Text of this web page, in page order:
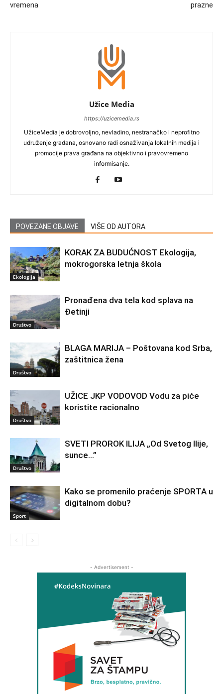
vremena
prazne
Užice Media
https://uzicemedia.rs
UžiceMedia je dobrovoljno, nevladino, nestranačko i neprofitno
udruženje građana, osnovano radi osnaživanja lokalnih medija i
promocije prava građana na objektivno i pravovremeno
informisanje.
POVEZANE OBJAVE VIŠE OD AUTORA
Ekologija
KORAK ZA BUDUĆNOST Ekologija,
mokrogorska letnja škola
Društvo
Pronađena dva tela kod splava na
Đetinji
Društvo
BLAGA MARIJA – Poštovana kod Srba,
zaštitnica žena
Društvo
UŽICE JKP VODOVOD Vodu za piće
koristite racionalno
Društvo
SVETI PROROK ILIJA „Od Svetog Ilije,
sunce…”
Sport
Kako se promenilo praćenje SPORTA u
digitalnom dobu?
- Advertisement -